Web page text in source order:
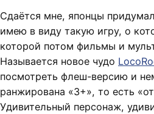
Сдаётся мне, японцы
имею в виду такую игру, о
которой потом фильмы и
Называется новое чудо
посмотреть флеш-версию и
ранжирована «3+», то есть
Удивительный персонаж,